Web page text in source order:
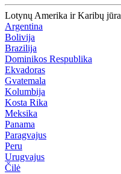
Lotynų Amerika ir Karibų jūra
Argentina
Bolivija
Brazilija
Dominikos Respublika
Ekvadoras
Gvatemala
Kolumbija
Kosta Rika
Meksika
Panama
Paragvajus
Peru
Urugvajus
Čilė